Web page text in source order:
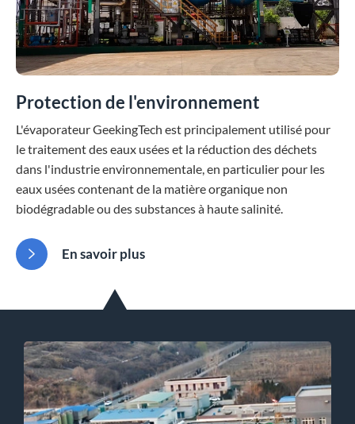
Protection de l'environnement
L'évaporateur GeekingTech est principalement utilisé pour
le traitement des eaux usées et la réduction des déchets
dans l'industrie environnementale, en particulier pour les
eaux usées contenant de la matière organique non
biodégradable ou des substances à haute salinité.
 En savoir plus